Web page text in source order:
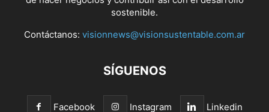
sostenible.
Contáctanos: visionnews@visionsustentable.com.ar
SÍGUENOS
Facebook Instagram Linkedin